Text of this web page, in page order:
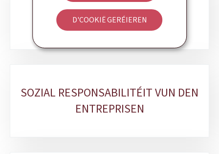
D'COOKIË GERÉIEREN
KOMPETITIVITÉIT
SOZIAL RESPONSABILITÉIT VUN DEN
ENTREPRISEN